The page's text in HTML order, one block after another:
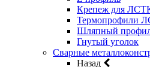
Крепеж для
Термопрофили
Шляпный
Гнутый уголок
Сварные
Назад